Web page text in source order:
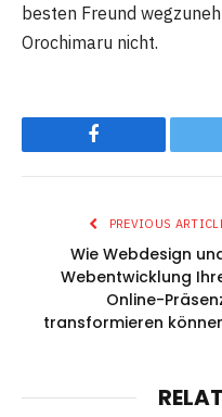
besten Freund
Orochimaru nicht.
Facebook
PREVIOUS
Wie Webdesign
Webentwicklung
Online-
transformieren